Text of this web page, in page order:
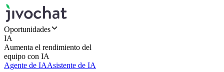
Oportunidades
IA
Aumenta el rendimiento del
equipo con IA
Agente de IAAsistente de IA